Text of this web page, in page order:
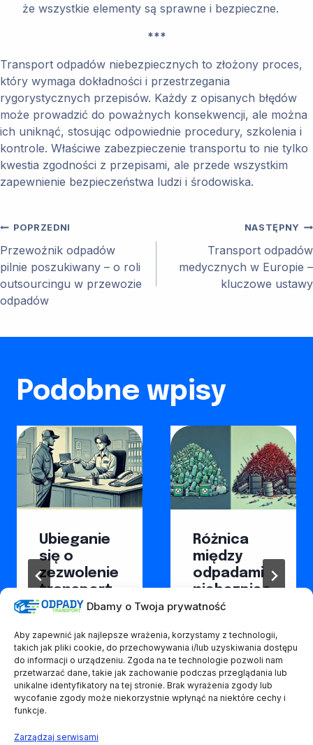
Dbamy o Twoja prywatność
Aby zapewnić jak najlepsze wrażenia, korzystamy z technologii,
takich jak pliki cookie, do przechowywania i/lub uzyskiwania dostępu
do informacji o urządzeniu. Zgoda na te technologie pozwoli nam
przetwarzać dane, takie jak zachowanie podczas przeglądania lub
unikalne identyfikatory na tej stronie. Brak wyrażenia zgody lub
wycofanie zgody może niekorzystnie wpłynąć na niektóre cechy i
funkcje.
Zarządzaj serwisami
że wszystkie elementy są sprawne i bezpieczne.
***
Transport odpadów niebezpiecznych to złożony proces,
który wymaga dokładności i przestrzegania
rygorystycznych przepisów. Każdy z opisanych błędów
może prowadzić do poważnych konsekwencji, ale można
ich uniknąć, stosując odpowiednie procedury, szkolenia i
kontrole. Właściwe zabezpieczenie transportu to nie tylko
kwestia zgodności z przepisami, ale przede wszystkim
zapewnienie bezpieczeństwa ludzi i środowiska.
Nawigacja
wpisu
POPRZEDNI
Przewoźnik odpadów
pilnie poszukiwany – o roli
outsourcingu w przewozie
odpadów
NASTĘPNY
Transport odpadów
medycznych w Europie –
kluczowe ustawy
Podobne wpisy
Ubieganie
się o
zezwolenie
transport
u odpadów
najczęstsz
e błędy
28 marca, 2025
Różnica
między
odpadami
niebezpiec
znymi a
mi
19 marca, 2025